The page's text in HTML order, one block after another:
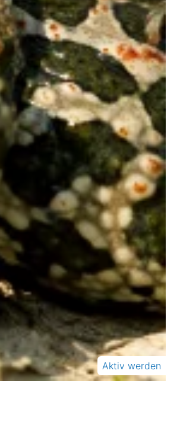
Aktiv werden